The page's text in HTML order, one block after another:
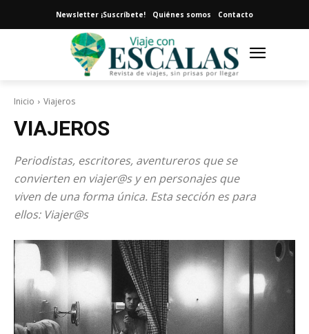
Newsletter ¡Suscríbete! Quiénes somos Contacto
Inicio Viajeros
VIAJEROS
Periodistas, escritores, aventureros que se
convierten en viajer@s y en personajes que
viven de una forma única. Esta sección es para
ellos: Viajer@s